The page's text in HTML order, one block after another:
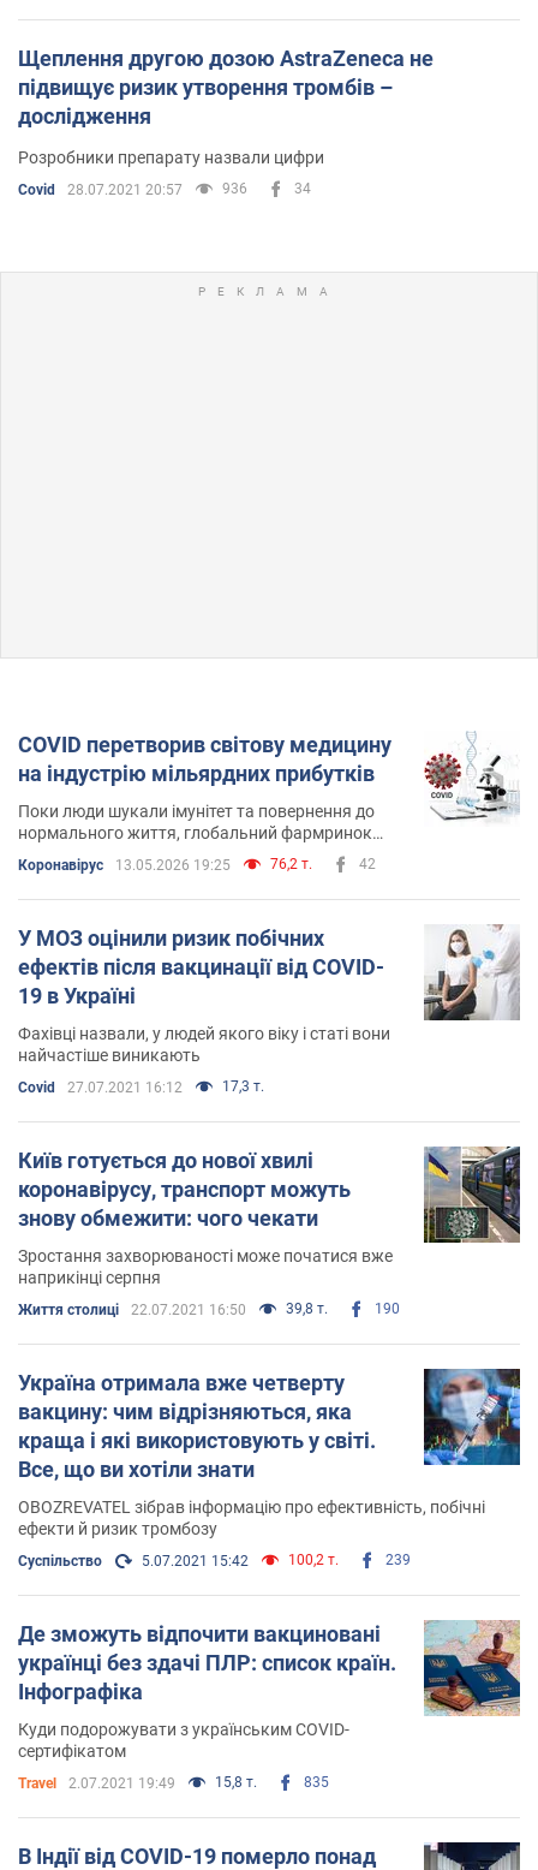
Щеплення другою дозою AstraZeneca не
підвищує ризик утворення тромбів –
дослідження
Розробники препарату назвали цифри
Covid 28.07.2021 20:57 936 34
COVID перетворив світову медицину
на індустрію мільярдних прибутків
Поки люди шукали імунітет та повернення до
нормального життя, глобальний фармринок
навчився заробляти як ніколи раніше
Коронавірус 13.05.2026 19:25 76,2 т. 42
У МОЗ оцінили ризик побічних
ефектів після вакцинації від COVID-
19 в Україні
Фахівці назвали, у людей якого віку і статі вони
найчастіше виникають
Covid 27.07.2021 16:12 17,3 т.
Київ готується до нової хвилі
коронавірусу, транспорт можуть
знову обмежити: чого чекати
Зростання захворюваності може початися вже
наприкінці серпня
Життя столиці 22.07.2021 16:50 39,8 т. 190
Україна отримала вже четверту
вакцину: чим відрізняються, яка
краща і які використовують у світі.
Все, що ви хотіли знати
OBOZREVATEL зібрав інформацію про ефективність, побічні
ефекти й ризик тромбозу
Суспільство 5.07.2021 15:42 100,2 т. 239
Де зможуть відпочити вакциновані
українці без здачі ПЛР: список країн.
Інфографіка
Куди подорожувати з українським COVID-
сертифікатом
Travel 2.07.2021 19:49 15,8 т. 835
В Індії від COVID-19 померло понад